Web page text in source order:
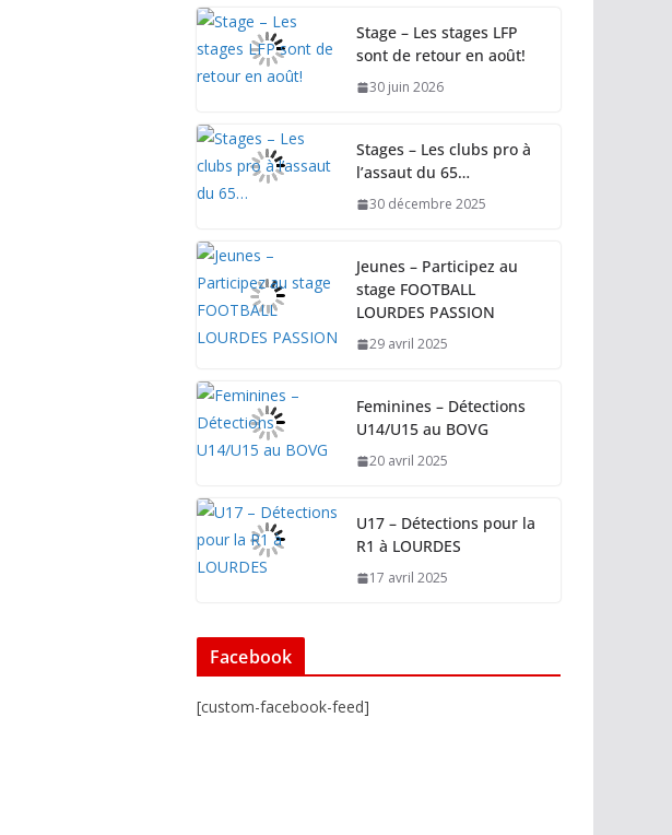
Stage – Les stages LFP
sont de retour en août!
30 juin 2026
Stages – Les clubs pro à
l’assaut du 65…
30 décembre 2025
Jeunes – Participez au
stage FOOTBALL
LOURDES PASSION
29 avril 2025
Feminines – Détections
U14/U15 au BOVG
20 avril 2025
U17 – Détections pour la
R1 à LOURDES
17 avril 2025
Facebook
[custom-facebook-feed]